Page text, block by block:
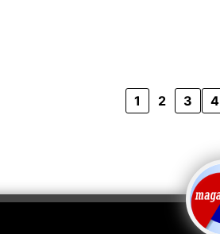
1 2 3 4